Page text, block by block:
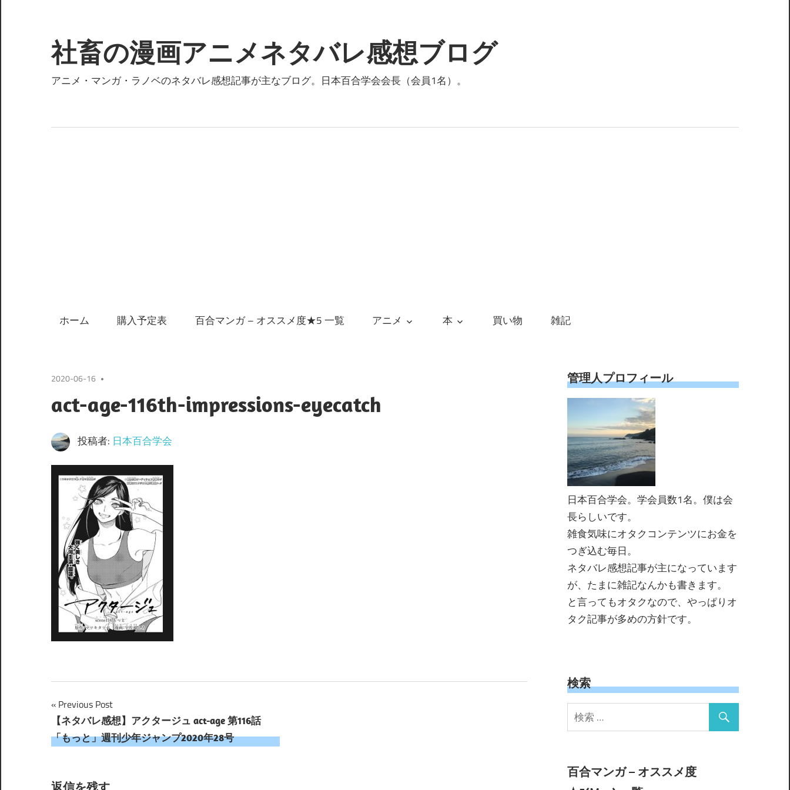
テ
ン
ツ
キ
社畜の漫画アニメネタバレ感想ブログ
アニメ・マンガ・ラノベのネタバレ感想記事が主なブログ。日本百合学会会長（会員1名）。
ホーム 購入予定表 百合マンガ – オススメ度★5 一覧 アニメ 本 買い物 雑記
2020-06-16
act-age-116th-impressions-eyecatch
投稿者: 日本百合学会
投
稿
ビ
Previous Post
【ネタバレ感想】アクタージュ act-age 第116話
「もっと」週刊少年ジャンプ2020年28号
返信を残す
管理人プロフィール
日本百合学会。学会員数1名。僕は会
長らしいです。
雑食気味にオタクコンテンツにお金を
つぎ込む毎日。
ネタバレ感想記事が主になっています
が、たまに雑記なんかも書きます。
と言ってもオタクなので、やっぱりオ
タク記事が多めの方針です。
検索
百合マンガ – オススメ度